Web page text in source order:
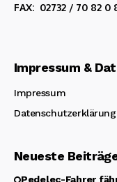
FAX: 02732 / 70 82 0
Impressum &
Impressum
Datenschutzerklärung
Neueste
Pedelec-Fahrer